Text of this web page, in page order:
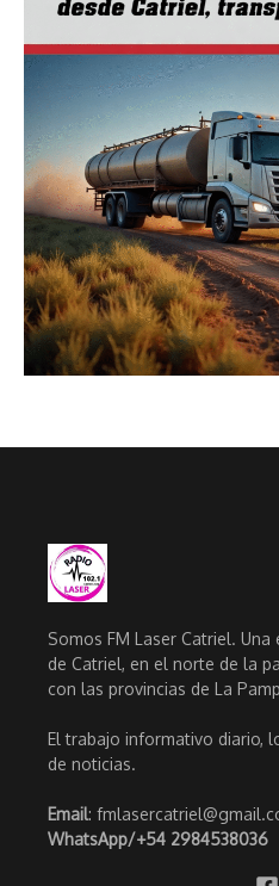
Somos FM Laser Catriel.
de Catriel, en el norte de la
con las provincias de La
El trabajo informativo diario,
de noticias.
Email:
WhatsApp/+54 2984538036